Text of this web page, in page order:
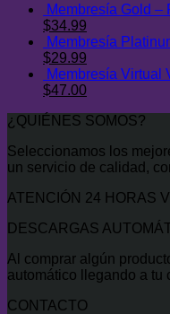
$500.00.$47.00.
Membresía Gold –
El
precio
original
era:
$400.00.
$34.99
precio
es:
$34.99.
Membresía
El
precio
original
$300.00.
$29.99
precio
actual
$29.99.
Membresía Virtual
El
original
$500.00.
$47.00El
actual
$47.00.
¿QUIÉNES SOMOS?
Seleccionamos los
un servicio de calidad,
ATENCIÓN 24 HORAS
DESCARGAS
Al comprar algún
automático llegando a tu
CONTACTO